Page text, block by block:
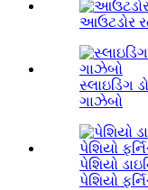
આઉટડોર
સ્લાઇડિંગ
ગાઝેબો
પેશિયો
પેશિયો